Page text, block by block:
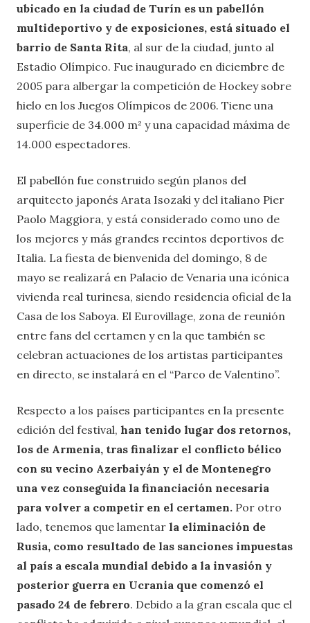
ubicado en la ciudad de Turín es un pabellón
multideportivo y de exposiciones, está situado el
barrio de Santa Rita, al sur de la ciudad, junto al
Estadio Olímpico. Fue inaugurado en diciembre de
2005 para albergar la competición de Hockey sobre
hielo en los Juegos Olímpicos de 2006. Tiene una
superficie de 34.000 m² y una capacidad máxima de
14.000 espectadores.
El pabellón fue construido según planos del
arquitecto japonés Arata Isozaki y del italiano Pier
Paolo Maggiora, y está considerado como uno de
los mejores y más grandes recintos deportivos de
Italia. La fiesta de bienvenida del domingo, 8 de
mayo se realizará en Palacio de Venaria una icónica
vivienda real turinesa, siendo residencia oficial de la
Casa de los Saboya. El Eurovillage, zona de reunión
entre fans del certamen y en la que también se
celebran actuaciones de los artistas participantes
en directo, se instalará en el “Parco de Valentino”.
Respecto a los países participantes en la presente
edición del festival, han tenido lugar dos retornos,
los de Armenia, tras finalizar el conflicto bélico
con su vecino Azerbaiyán y el de Montenegro
una vez conseguida la financiación necesaria
para volver a competir en el certamen. Por otro
lado, tenemos que lamentar la eliminación de
Rusia, como resultado de las sanciones impuestas
al país a escala mundial debido a la invasión y
posterior guerra en Ucrania que comenzó el
pasado 24 de febrero. Debido a la gran escala que el